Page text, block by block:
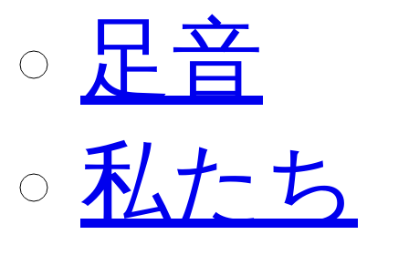
足音
私たち